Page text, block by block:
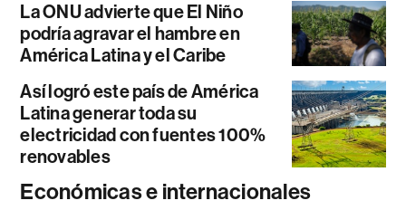
La ONU advierte que El Niño
podría agravar el hambre en
América Latina y el Caribe
Así logró este país de América
Latina generar toda su
electricidad con fuentes 100%
renovables
Económicas e internacionales